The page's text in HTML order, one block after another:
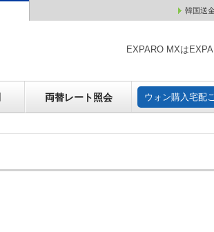
韓国送
EXPARO MXは
両替レート照会 ウォン購入宅配
ウォン購